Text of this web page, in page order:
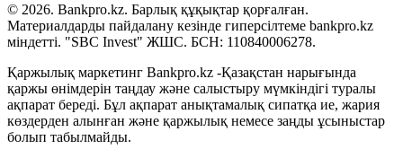
© 2026. Bankpro.kz. Барлық құқықтар қорғалған.
Материалдарды пайдалану кезінде гиперсілтеме bankpro.kz
міндетті. "SBC Invest" ЖШС. БСН: 110840006278.
Қаржылық маркетинг Bankpro.kz -Қазақстан нарығында
қаржы өнімдерін таңдау және салыстыру мүмкіндігі туралы
ақпарат береді. Бұл ақпарат анықтамалық сипатқа ие, жария
көздерден алынған және қаржылық немесе заңды ұсыныстар
болып табылмайды.